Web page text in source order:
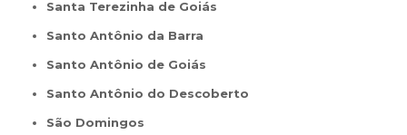
Santa Terezinha de Goiás
Santo Antônio da Barra
Santo Antônio de Goiás
Santo Antônio do Descoberto
São Domingos